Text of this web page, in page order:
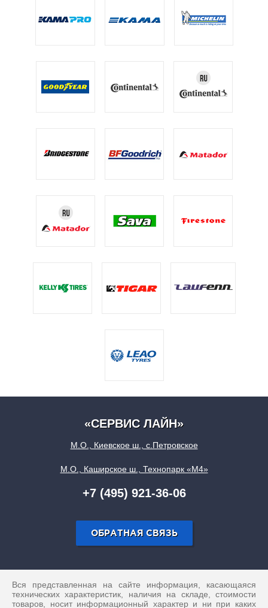
«СЕРВИС ЛАЙН»
М.О., Киевское ш., с.Петровское
М.О., Каширское ш., Технопарк «М4»
+7 (495) 921-36-06
ОБРАТНАЯ СВЯЗЬ
Вся представленная на сайте информация, касающаяся
технических характеристик, наличия на складе, стоимости
товаров, носит информационный характер и ни при каких